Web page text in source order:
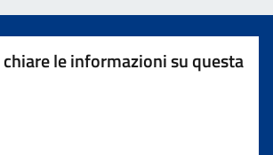
le informazioni su questa